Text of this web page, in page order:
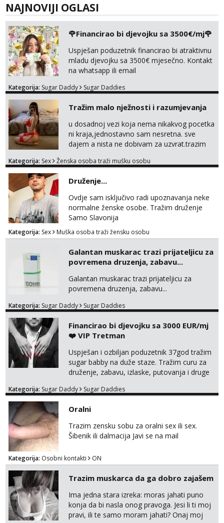
Anđela
Tel:064/677-677- Kod: #142
NAJNOVIJI OGLASI
🌹Financirao bi djevojku sa 3500€/mj🌹
Uspješan poduzetnik financirao bi atraktivnu
mladu djevojku sa 3500€ mjesečno. Kontakt
na whatsapp ili email
Kategorija: Sugar Daddy Sugar Daddies
Tražim malo nježnosti i razumjevanja
u dosadnoj vezi koja nema nikakvog pocetka
ni kraja,jednostavno sam nesretna. sve
dajem a nista ne dobivam za uzvrat.trazim
trazim puno samo malo njeznosti i
poljupce po tijelu koji me jako
pale,obozavam kad muskarac preuzme
kontrolu . javi se :) Klikni na link ispod i nadji
me tamo, cekam te!
Kategorija: Sex Ženska osoba traži mušku osobu
Druženje...
Ovdje sam isključivo radi upoznavanja neke
normalne ženske osobe. Tražim druženje
Samo Slavonija
Kategorija: Sex Muška osoba traži žensku osobu
Galantan muskarac trazi prijateljicu za
povremena druzenja, zabavu...
Galantan muskarac trazi prijateljicu za
povremena druzenja, zabavu...
Kategorija: Sugar Daddy Sugar Daddies
Financirao bi djevojku sa 3000 EUR/mj
❤️ VIP Tretman
Uspješan i ozbiljan poduzetnik 37god tražim
sugar babby na duže staze. Tražim curu za
druženje, zabavu, izlaske, putovanja i druge
otvorena, komunikativna, zgodna i atraktivna
markodalic37@gmail.com
Kategorija: Sugar Daddy Sugar Daddies
Oralni
Trazim zensku sobu za oralni sex ili sex.
Šibenik ili dalmacija Javi se na mail
Kategorija: Osobni kontakti ON
Trazim muskarca da ga dobro zajašem
Ima jedna stara izreka: moras jahati puno
konja da bi nasla onog pravoga. Jesi li ti moj
pravi, ili te samo moram jahati? Onaj moj